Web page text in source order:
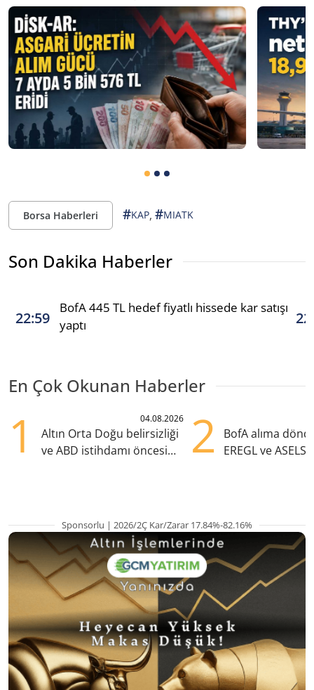
Borsa Haberleri #KAP, #MIATK
Son Dakika Haberler
22:59
BofA 445 TL hedef fiyatlı hissede kar satışı
yaptı
En Çok Okunan Haberler
1 04.08.2026
Altın Orta Doğu belirsizliği
ve ABD istihdamı öncesi
2
BofA alıma
EREGL ve ASELS
Sponsorlu | 2026/2Ç Kar/Zarar 17.84%-82.16%